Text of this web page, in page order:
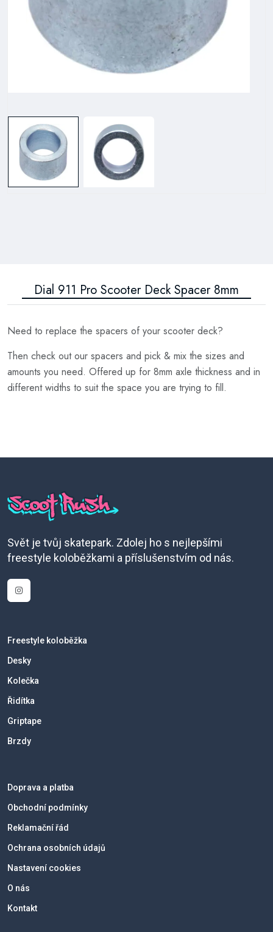
Dial 911 Pro Scooter Deck Spacer 8mm
Need to replace the spacers of your scooter deck?
Then check out our spacers and pick & mix the sizes and
amounts you need. Offered up for 8mm axle thickness and in
different widths to suit the space you are trying to fill.
Svět je tvůj skatepark. Zdolej ho s nejlepšími
freestyle koloběžkami a příslušenstvím od nás.
Freestyle koloběžka
Desky
Kolečka
Řidítka
Griptape
Brzdy
Doprava a platba
Obchodní podmínky
Reklamační řád
Ochrana osobních údajů
Nastavení cookies
O nás
Kontakt